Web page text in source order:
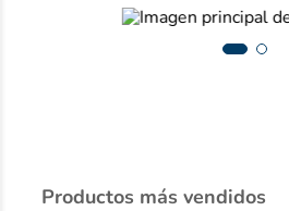
Productos más vendidos